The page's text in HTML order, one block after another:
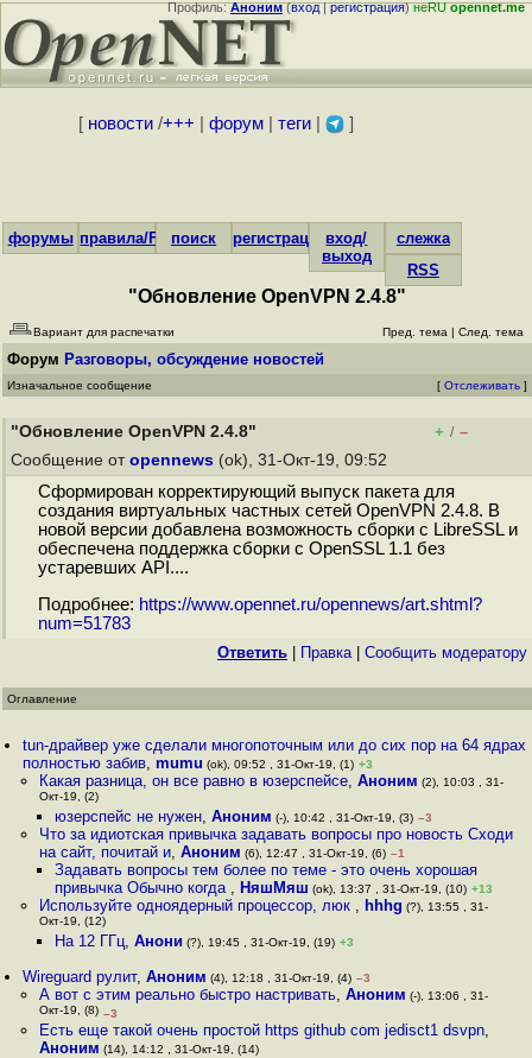
Профиль:Аноним(вход|регистрация)неRUopennet.me
[ новости/+++ форум| теги| ]
форумы правила/FAQпоиск регистрациявход/
выход
слежка
RSS
"Обновление OpenVPN 2.4.8"
Вариант для распечатки Пред. тема | След. тема
Форум Разговоры, обсуждение новостей
Изначальное сообщение [ Отслеживать ]
"Обновление OpenVPN 2.4.8" + / –
Сообщение от opennews (ok), 31-Окт-19, 09:52
Сформирован корректирующий выпуск пакета для
создания виртуальных частных сетей OpenVPN 2.4.8. В
новой версии добавлена возможность сборки с LibreSSL и
обеспечена поддержка сборки с OpenSSL 1.1 без
устаревших API....
Подробнее: https://www.opennet.ru/opennews/art.shtml?
num=51783
Ответить Правка| Cообщить модератору
Оглавление
tun-драйвер уже сделали многопоточным или до сих пор на 64 ядрах
полностью забив,mumu (ok), 09:52 , 31-Окт-19, (1) +3
Какая разница, он все равно в юзерспейсе, Аноним (2), 10:03 , 31-
Окт-19, (2)
юзерспейс не нужен, Аноним (-), 10:42 , 31-Окт-19, (3) –3
Что за идиотская привычка задавать вопросы про новость Сходи
на сайт, почитай и, Аноним (6), 12:47 , 31-Окт-19, (6) –1
Задавать вопросы тем более по теме - это очень хорошая
привычка Обычно когда , НяшМяш (ok), 13:37 , 31-Окт-19, (10) +13
Используйте одноядерный процессор, люк , hhhg (?), 13:55 , 31-
Окт-19, (12)
На 12 ГГц, Анони (?), 19:45 , 31-Окт-19, (19) +3
Wireguard рулит,Аноним (4), 12:18 , 31-Окт-19, (4) –3
А вот с этим реально быстро настривать, Аноним (-), 13:06 , 31-
Окт-19, (8) –3
Есть еще такой очень простой https github com jedisct1 dsvpn,
Аноним (14), 14:12 , 31-Окт-19, (14)